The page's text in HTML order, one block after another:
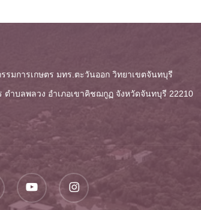
มการเกษตร มทร.ตะวันออก วิทยาเขตจันทบุรี
ตำบลพลวง อำเภอเขาคิชฌกูฏ จังหวัดจันทบุรี 22210
youtube instagram